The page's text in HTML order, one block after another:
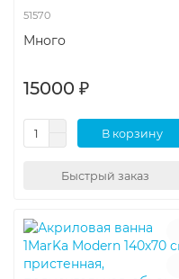
51570
Много
15000 ₽
В корзину
Быстрый заказ